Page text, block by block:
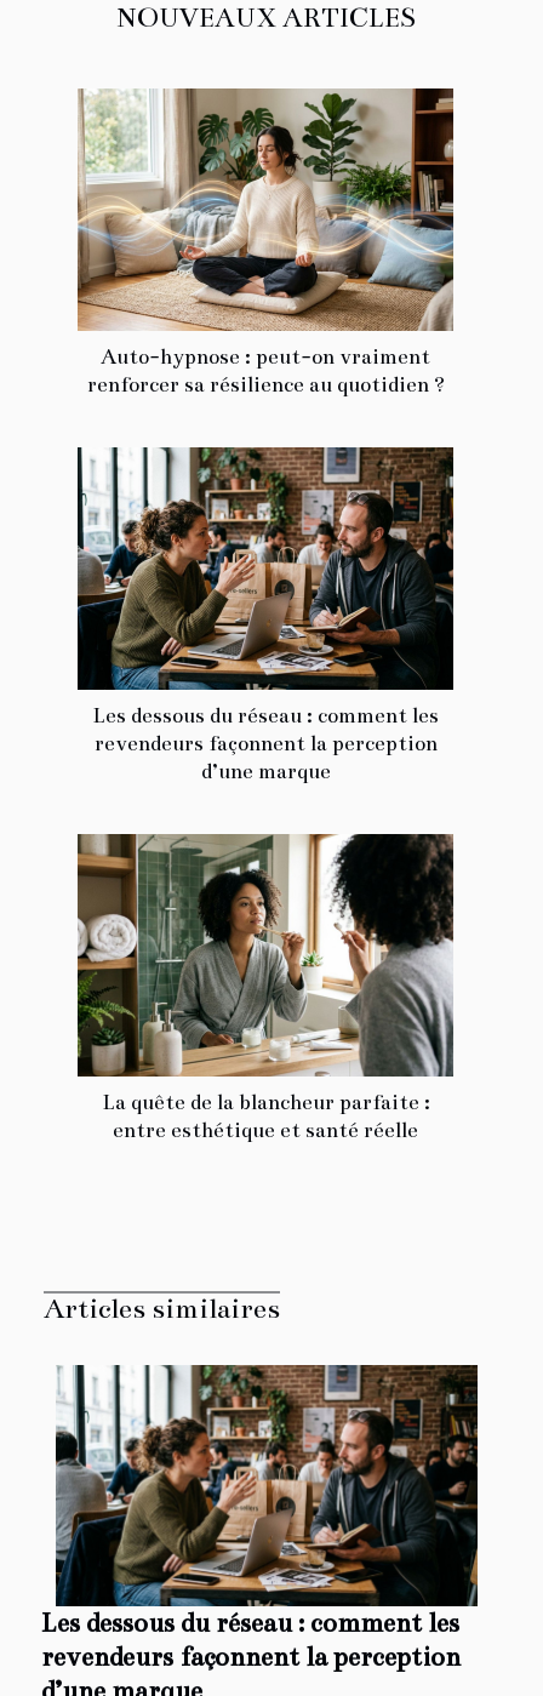
NOUVEAUX ARTICLES
Auto-hypnose : peut-on vraiment
renforcer sa résilience au quotidien ?
Les dessous du réseau : comment les
revendeurs façonnent la perception
d’une marque
La quête de la blancheur parfaite :
entre esthétique et santé réelle
Articles similaires
Les dessous du réseau : comment les
revendeurs façonnent la perception